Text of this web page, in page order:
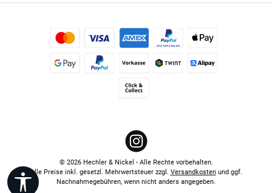
Kredit- oder Debitkarte Später BezahlenApple Pay
Vorkasse
Instagram
© 2026 Hechler & Nickel - Alle Rechte vorbehalten.
Alle Preise inkl. gesetzl. Mehrwertsteuer zzgl. Versandkostenund ggf.
Nachnahmegebühren, wenn nicht anders angegeben.
Werkzeugleiste anzeigen